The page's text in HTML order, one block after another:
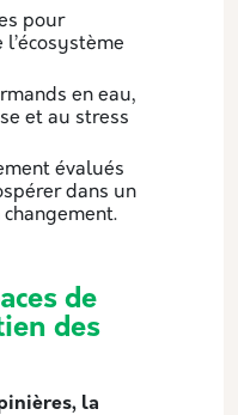
pour
en eau,
et au stress
évalués
dans un
de
des
la